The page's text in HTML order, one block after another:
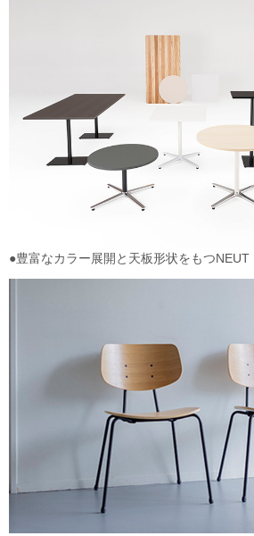
●豊富なカラー展開と天板形状をもつNEUT